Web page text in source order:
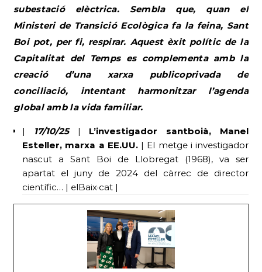
subestació elèctrica. Sembla que, quan el
Ministeri de Transició Ecològica fa la feina, Sant
Boi pot, per fi, respirar. Aquest èxit polític de la
Capitalitat del Temps es complementa amb la
creació d’una xarxa publicoprivada de
conciliació, intentant harmonitzar l’agenda
global amb la vida familiar.
| 17/10/25 | L’investigador santboià, Manel
Esteller, marxa a EE.UU.| El metge i investigador
nascut a Sant Boi de Llobregat (1968), va ser
apartat el juny de 2024 del càrrec de director
científic… | elBaix·cat |